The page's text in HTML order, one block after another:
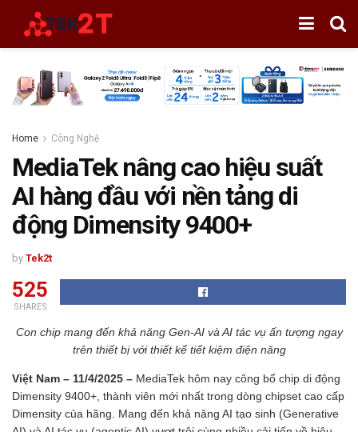
Home Công Nghệ
MediaTek nâng cao hiệu suất
AI hàng đầu với nền tảng di
động Dimensity 9400+
by Tek2t
525
SHARES
Con chip mang đến khả năng Gen-AI và AI tác vụ ấn tượng ngay
trên thiết bị với thiết kế tiết kiệm điện năng
Việt Nam – 11/4/2025 – MediaTek hôm nay công bố chip di động
Dimensity 9400+, thành viên mới nhất trong dòng chipset cao cấp
Dimensity của hãng. Mang đến khả năng AI tạo sinh (Generative